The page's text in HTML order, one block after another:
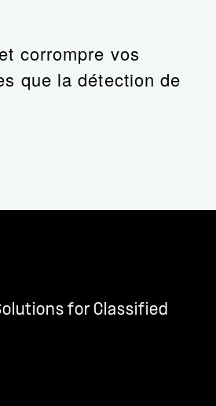
corrompre vos
que la détection de
for Classified